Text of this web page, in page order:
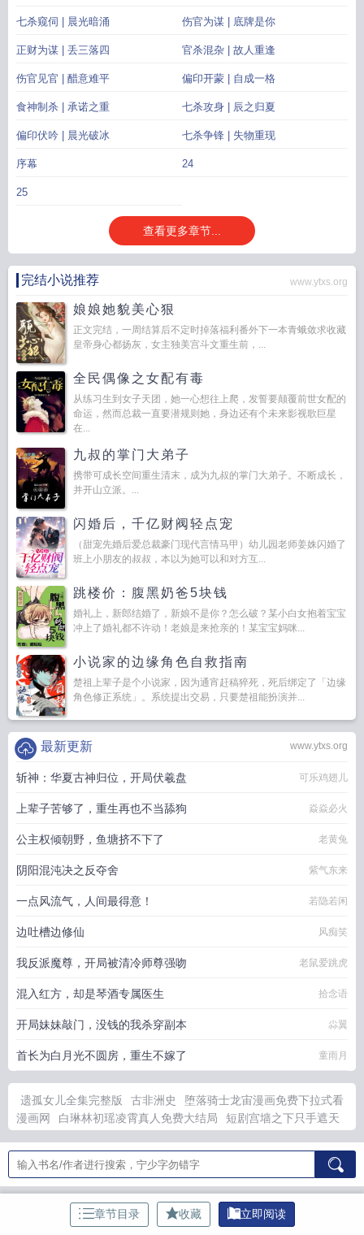
七杀窥伺 | 晨光暗涌 伤官为谋 | 底牌是你
正财为谋 | 丢三落四 官杀混杂 | 故人重逢
伤官见官 | 醋意难平 偏印开蒙 | 自成一格
食神制杀 | 承诺之重 七杀攻身 | 辰之归夏
偏印伏吟 | 晨光破冰 七杀争锋 | 失物重现
序幕 24
25
查看更多章节...
完结小说推荐 www.ytxs.org
娘娘她貌美心狠
正文完结，一周结算后不定时掉落福利番外下一本青蛾敛求收藏
皇帝身心都扬灰，女主独美宫斗文重生前，...
全民偶像之女配有毒
从练习生到女子天团，她一心想往上爬，发誓要颠覆前世女配的
命运，然而总裁一直要潜规则她，身边还有个未来影视歌巨星
在...
九叔的掌门大弟子
携带可成长空间重生清末，成为九叔的掌门大弟子。不断成长，
并开山立派。...
闪婚后，千亿财阀轻点宠
（甜宠先婚后爱总裁豪门现代言情马甲）幼儿园老师姜姝闪婚了
班上小朋友的叔叔，本以为她可以和对方互...
跳楼价：腹黑奶爸5块钱
婚礼上，新郎结婚了，新娘不是你？怎么破？某小白女抱着宝宝
冲上了婚礼都不许动！老娘是来抢亲的！某宝宝妈咪...
小说家的边缘角色自救指南
楚祖上辈子是个小说家，因为通宵赶稿猝死，死后绑定了「边缘
角色修正系统」。系统提出交易，只要楚祖能扮演并...
www.ytxs.org
最新更新
斩神：华夏古神归位，开局伏羲盘 可乐鸡翅儿
上辈子苦够了，重生再也不当舔狗 焱焱必火
公主权倾朝野，鱼塘挤不下了 老黄兔
阴阳混沌决之反夺舍 紫气东来
一点风流气，人间最得意！ 若隐若闲
边吐槽边修仙 风痴笑
我反派魔尊，开局被清冷师尊强吻 老鼠爱跳虎
混入红方，却是琴酒专属医生 拾念语
开局妹妹敲门，没钱的我杀穿副本 尛翼
首长为白月光不圆房，重生不嫁了 童雨月
遗孤女儿全集完整版 古非洲史
堕落骑士龙宙漫画免费下拉式看
漫画网
白琳林初瑶凌霄真人免费大结局
短剧宫墙之下只手遮天
太岁by priest
听说我是你老婆钱子冉格格党 炮灰攻穿书
国内
外各大院校经典非洲历史教材
全民求生女频领主
入戏无删减版
女神进化论的文风
全民求生女老板强势
全民求生神级女仆系统
堕落骑士作品集
全民美女求生 大凤改
港片：街头烂仔，到香
江金融帝王
汉水东流 中兴大宋从冒充皇帝开始 明初：我穿越
章节目录 收藏 立即阅读